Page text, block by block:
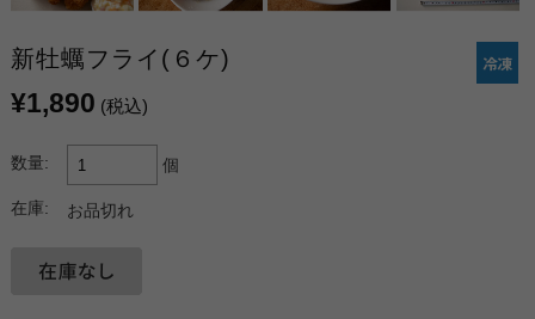
新牡蠣フライ(６ケ)
¥1,890 (税込)
数量: 個
在庫: お品切れ